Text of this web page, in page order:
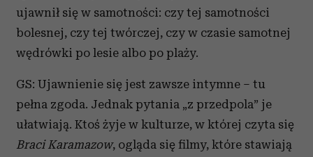
ujawnił się w samotności: czy tej samotności
bolesnej, czy tej twórczej, czy w czasie samotnej
wędrówki po lesie albo po plaży.
GS: Ujawnienie się jest zawsze intymne – tu
pełna zgoda. Jednak pytania „z przedpola” je
ułatwiają. Ktoś żyje w kulturze, w której czyta się
Braci Karamazow, ogląda się filmy, które stawiają